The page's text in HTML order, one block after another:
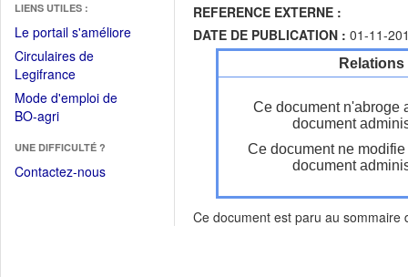
LIENS UTILES :
Le portail s'améliore(Fichier
Circulaires de
Legifrance(Ouvrir
dans
une
fenêtre)
Mode d'emploi de
BO-agri(Ouvrir
une
nouvelle
UNE DIFFICULTÉ ?
Contactez-nous
REFERENCE EXTERNE :
DATE DE PUBLICATION : 01-11-
Ce document n'abroge
document
Ce document ne
document
Ce document est paru au sommaire